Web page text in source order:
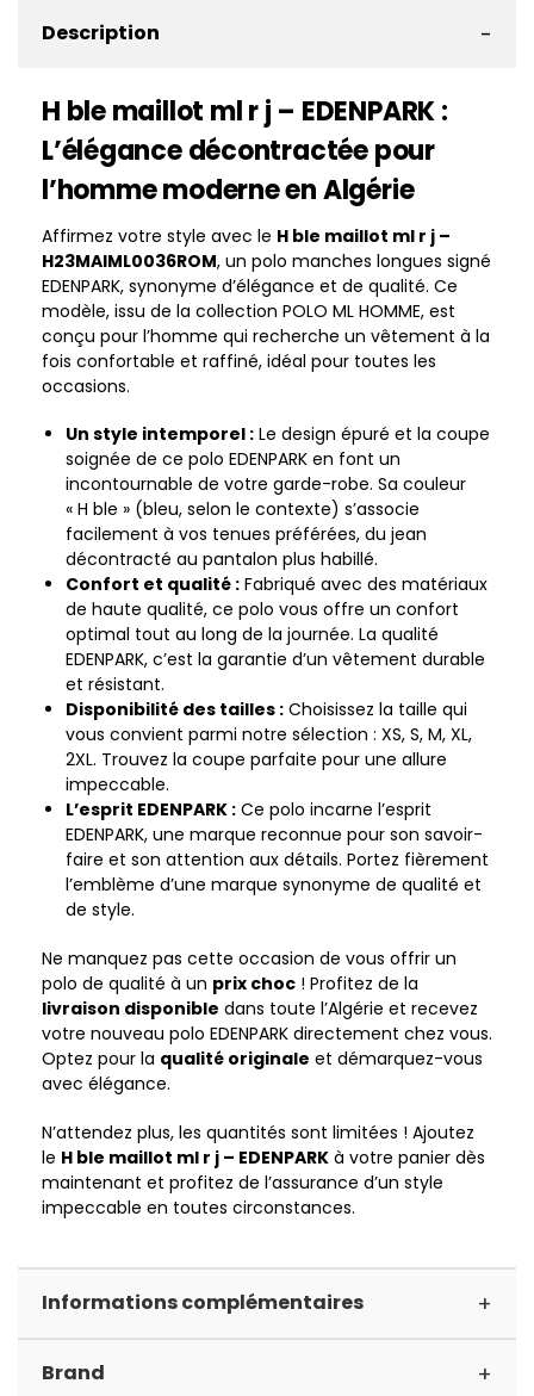
Description -
H ble maillot ml r j – EDENPARK :
L’élégance décontractée pour
l’homme moderne en Algérie
Affirmez votre style avec le H ble maillot ml r j –
H23MAIML0036ROM, un polo manches longues signé
EDENPARK, synonyme d’élégance et de qualité. Ce
modèle, issu de la collection POLO ML HOMME, est
conçu pour l’homme qui recherche un vêtement à la
fois confortable et raffiné, idéal pour toutes les
occasions.
Un style intemporel : Le design épuré et la coupe
soignée de ce polo EDENPARK en font un
incontournable de votre garde-robe. Sa couleur
« H ble » (bleu, selon le contexte) s’associe
facilement à vos tenues préférées, du jean
décontracté au pantalon plus habillé.
Confort et qualité : Fabriqué avec des matériaux
de haute qualité, ce polo vous offre un confort
optimal tout au long de la journée. La qualité
EDENPARK, c’est la garantie d’un vêtement durable
et résistant.
Disponibilité des tailles : Choisissez la taille qui
vous convient parmi notre sélection : XS, S, M, XL,
2XL. Trouvez la coupe parfaite pour une allure
impeccable.
L’esprit EDENPARK : Ce polo incarne l’esprit
EDENPARK, une marque reconnue pour son savoir-
faire et son attention aux détails. Portez fièrement
l’emblème d’une marque synonyme de qualité et
de style.
Ne manquez pas cette occasion de vous offrir un
polo de qualité à un prix choc ! Profitez de la
livraison disponible dans toute l’Algérie et recevez
votre nouveau polo EDENPARK directement chez vous.
Optez pour la qualité originale et démarquez-vous
avec élégance.
N’attendez plus, les quantités sont limitées ! Ajoutez
le H ble maillot ml r j – EDENPARK à votre panier dès
maintenant et profitez de l’assurance d’un style
impeccable en toutes circonstances.
Informations complémentaires +
Brand +